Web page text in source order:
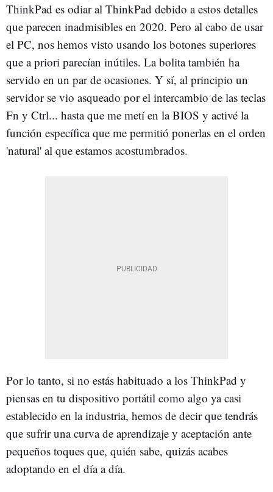
ThinkPad es odiar al ThinkPad debido a estos detalles
que parecen inadmisibles en 2020. Pero al cabo de usar
el PC, nos hemos visto usando los botones superiores
que a priori parecían inútiles. La bolita también ha
servido en un par de ocasiones. Y sí, al principio un
servidor se vio asqueado por el intercambio de las teclas
Fn y Ctrl... hasta que me metí en la BIOS y activé la
función específica que me permitió ponerlas en el orden
'natural' al que estamos acostumbrados.
Por lo tanto, si no estás habituado a los ThinkPad y
piensas en tu dispositivo portátil como algo ya casi
establecido en la industria, hemos de decir que tendrás
que sufrir una curva de aprendizaje y aceptación ante
pequeños toques que, quién sabe, quizás acabes
adoptando en el día a día.